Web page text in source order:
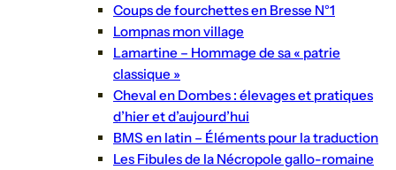
Coups de fourchettes en Bresse N°1
Lompnas mon village
Lamartine – Hommage de sa « patrie
classique »
Cheval en Dombes : élevages et pratiques
d’hier et d’aujourd’hui
BMS en latin – Éléments pour la traduction
Les Fibules de la Nécropole gallo-romaine